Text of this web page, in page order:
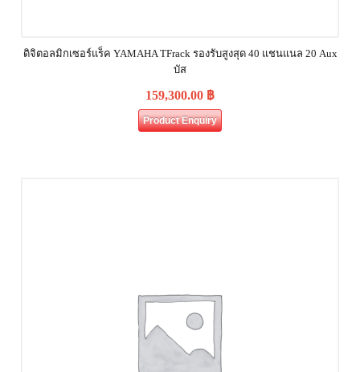
ดิจิตอลมิกเซอร์แร็ค YAMAHA TFrack รองรับสูงสุด 40 แชนแนล 20 Aux
บัส
159,300.00 ฿
Product Enquiry